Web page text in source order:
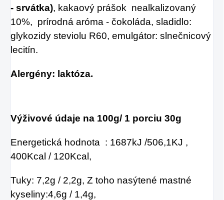
- srvátka), kakaový prášok nealkalizovaný
10%, prírodná aróma - čokoláda, sladidlo:
glykozidy steviolu R60, emulgátor: slnečnicový
lecitín.
Alergény: laktóza.
Výživové údaje na 100g/ 1 porciu 30g
Energetická hodnota : 1687kJ /506,1KJ ,
400Kcal / 120Kcal,
Tuky: 7,2g / 2,2g, Z toho nasýtené mastné
kyseliny:4,6g / 1,4g,